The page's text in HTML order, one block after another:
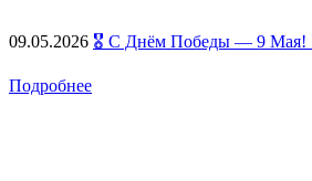
09.05.2026 🎖️ С Днём Победы — 9 Мая!
Подробнее